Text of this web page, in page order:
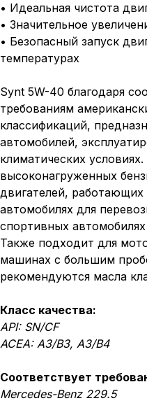
• Идеальная чистота
• Значительное
• Безопасный запуск
температурах
Synt 5W-40 благодаря
требованиям
классификаций,
автомобилей,
климатических
высоконагруженных
двигателей, работающих
автомобилях для
спортивных
Также подходит для
машинах с большим
рекомендуются масла
Класс качества:
API: SN/CF
ACEA: A3/B3, А3/B4
Соответствует
Mercedes-Benz 229.5